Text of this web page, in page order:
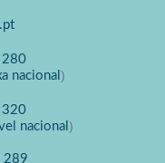
nacional )
nacional )
289